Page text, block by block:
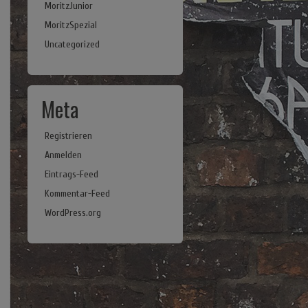
MoritzJunior
MoritzSpezial
Uncategorized
Meta
Registrieren
Anmelden
Eintrags-Feed
Kommentar-Feed
WordPress.org